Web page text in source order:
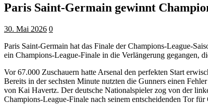
Paris Saint-Germain gewinnt
30. Mai 2026 0
Paris Saint-Germain hat das Finale der Champions-League-
ein Champions-League-Finale in die Verlängerung gegangen,
Vor 67.000 Zuschauern hatte Arsenal den perfekten Start
Bereits in der sechsten Minute nutzten die Gunners einen
von Kai Havertz. Der deutsche Nationalspieler zog von der
Champions-League-Finale nach seinem entscheidenden Tor für